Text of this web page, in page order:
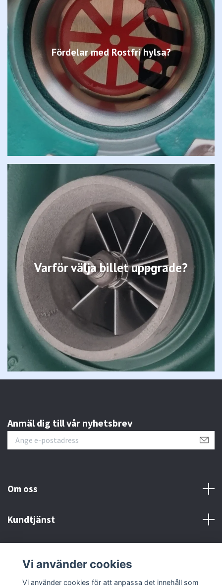
Fördelar med Rostfri hylsa?
Varför välja billet uppgrade?
Anmäl dig till vår nyhetsbrev
Om oss
Kundtjänst
Sociala medier
Vi använder cookies
Vi använder cookies för att anpassa det innehåll som